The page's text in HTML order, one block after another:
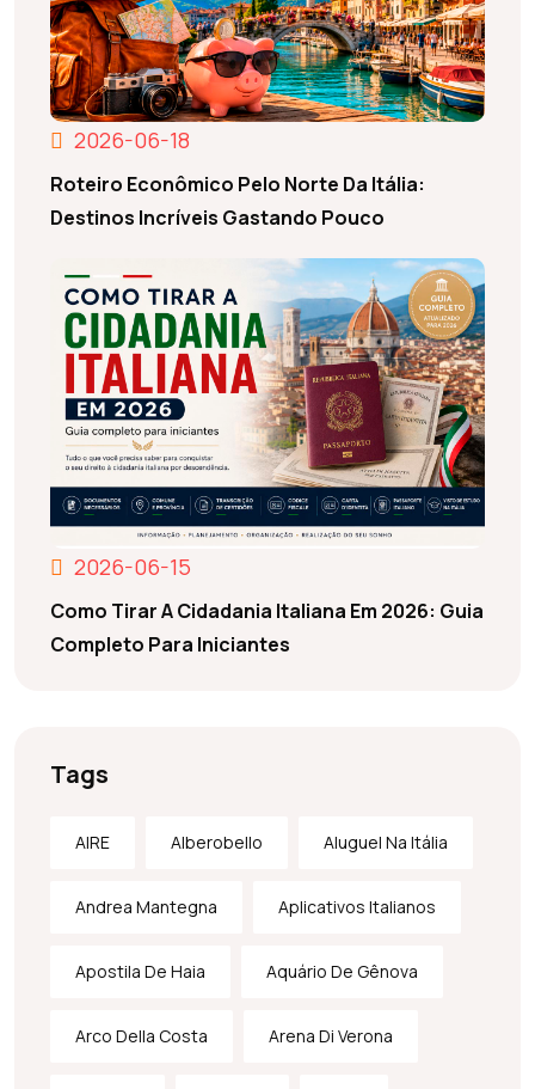
2026-06-18
Roteiro Econômico Pelo Norte Da Itália:
Destinos Incríveis Gastando Pouco
2026-06-15
Como Tirar A Cidadania Italiana Em 2026: Guia
Completo Para Iniciantes
Tags
AIRE Alberobello Aluguel Na Itália
Andrea Mantegna Aplicativos Italianos
Apostila De Haia Aquário De Gênova
Arco Della Costa Arena Di Verona